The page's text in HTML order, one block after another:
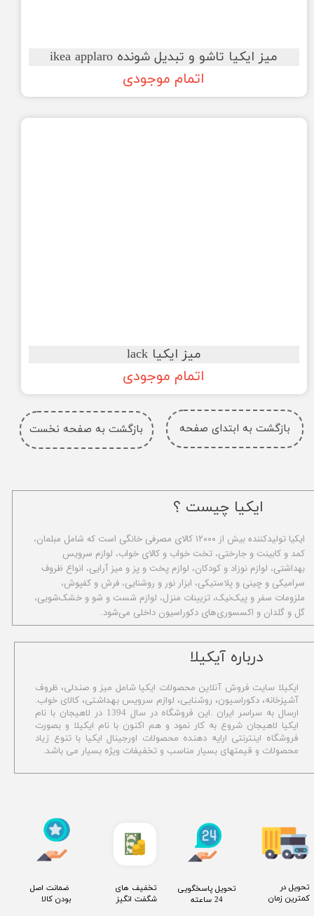
میز ایکیا تاشو و تبدیل شونده ikea applaro
اتمام موجودی
میز ایکیا lack
اتمام موجودی
بازگشت به صفحه نخست بازگشت به ابتدای صفحه
​درباره آیکیلا
ایکیلا سایت فروش آنلاین محصولات ایکیا شامل میز و صندلی، ظروف
آشپزخانه، دکوراسیون، روشنایی، لوازم سرویس بهداشتی، کالای خواب.
ارسال به سراسر ایران .این فروشگاه در سال 1394 در لاهیجان با نام
ایکیا لاهیجان شروع به کار نمود و هم اکنون با نام ایکیلا و بصورت
فروشگاه اینترنتی ارایه دهنده محصولات اورجینال ایکیا با تنوع زیاد
محصولات و قیمتهای بسیار مناسب و تخفیفات ویژه بسیار می باشد.
ایکیا چیست ؟
ا​یکیا تولیدکننده بیش از ۱۲۰۰۰ کالای مصرفی خانگی است که شامل مبلمان،
کمد و کابینت و جارختی، تخت خواب و کالای خواب، لوازم سرویس
بهداشتی، لوازم نوزاد و کودکان، لوازم پخت و پز و میز آرایی، انواع ظروف
سرامیکی و چینی و پلاستیکی، ابزار نور و روشنایی، فرش و کفپوش،
ملزومات سفر و پیک‌نیک، تزیینات منزل، لوازم شست و شو و خشک‌شویی،
گل و گلدان و اکسسوری‌های دکوراسیون داخلی می‌شود.
​تحویل در
کمترین زمان
​تحویل پاسخگویی
24 ساعته
​تخفیف های
شگفت انگیز
​ ضمانت اصل
بودن کالا